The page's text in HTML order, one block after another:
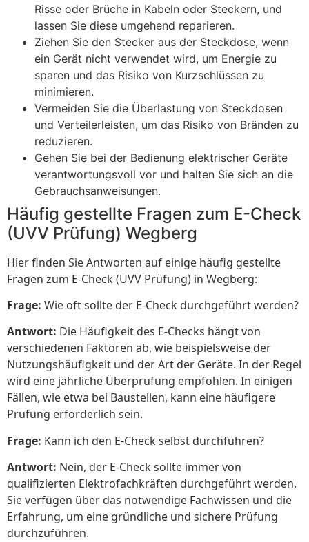
Risse oder Brüche in Kabeln oder Steckern, und
lassen Sie diese umgehend reparieren.
Ziehen Sie den Stecker aus der Steckdose, wenn
ein Gerät nicht verwendet wird, um Energie zu
sparen und das Risiko von Kurzschlüssen zu
minimieren.
Vermeiden Sie die Überlastung von Steckdosen
und Verteilerleisten, um das Risiko von Bränden zu
reduzieren.
Gehen Sie bei der Bedienung elektrischer Geräte
verantwortungsvoll vor und halten Sie sich an die
Gebrauchsanweisungen.
Häufig gestellte Fragen zum E-Check
(UVV Prüfung) Wegberg
Hier finden Sie Antworten auf einige häufig gestellte
Fragen zum E-Check (UVV Prüfung) in Wegberg:
Frage: Wie oft sollte der E-Check durchgeführt werden?
Antwort: Die Häufigkeit des E-Checks hängt von
verschiedenen Faktoren ab, wie beispielsweise der
Nutzungshäufigkeit und der Art der Geräte. In der Regel
wird eine jährliche Überprüfung empfohlen. In einigen
Fällen, wie etwa bei Baustellen, kann eine häufigere
Prüfung erforderlich sein.
Frage: Kann ich den E-Check selbst durchführen?
Antwort: Nein, der E-Check sollte immer von
qualifizierten Elektrofachkräften durchgeführt werden.
Sie verfügen über das notwendige Fachwissen und die
Erfahrung, um eine gründliche und sichere Prüfung
durchzuführen.